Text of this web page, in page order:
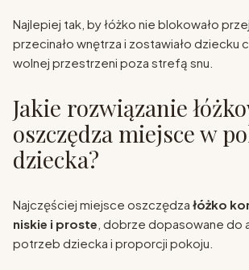
Najlepiej tak, by łóżko nie blokowało
przecinało wnętrza i zostawiało dziecku
wolnej przestrzeni poza strefą snu.
Jakie rozwiązanie
oszczędza miejsce w
dziecka?
Najczęściej miejsce oszczędza łóżko
niskie i proste , dobrze dopasowane do
potrzeb dziecka i proporcji pokoju.